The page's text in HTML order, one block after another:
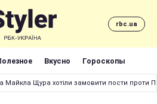
rbc.ua
Вкусно Гороскопы
Майкла Щура хотіли замовити пости проти